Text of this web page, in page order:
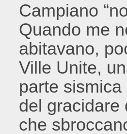
Campiano
Quando me
abitavano,
Ville Unite,
parte sismica
del gracidare
che